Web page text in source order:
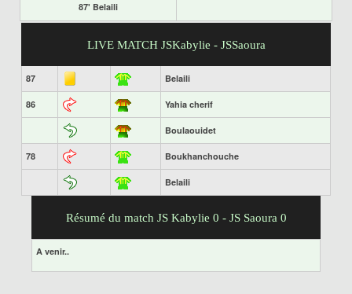
87' Belaili
LIVE MATCH JSKabylie - JSSaoura
87 Belaili
86 Yahia cherif
Boulaouidet
78 Boukhanchouche
Belaili
Résumé du match JS Kabylie 0 - JS Saoura 0
A venir..